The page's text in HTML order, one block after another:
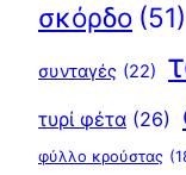
σκόρδο (51)
συνταγές (22)
τυρί φέτα (26)
φύλλο κρούστας